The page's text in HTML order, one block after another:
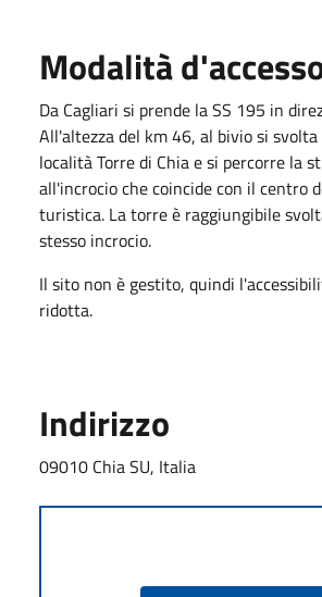
Modalità
Da Cagliari si prende la SS 195 in
All'altezza del km 46, al bivio si svolta
località Torre di Chia e si percorre la
all'incrocio che coincide con il centro
turistica. La torre è raggiungibile
stesso incrocio.
Il sito non è gestito, quindi
ridotta.
Indirizzo
09010 Chia SU, Italia